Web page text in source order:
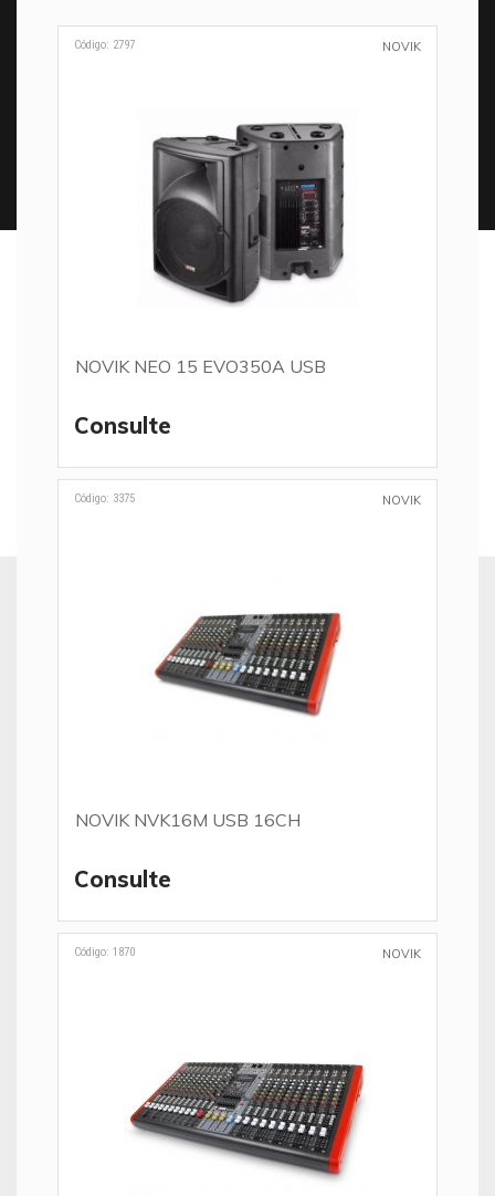
Código: 2797 NOVIK
NOVIK NEO 15 EVO350A USB
Consulte
Código: 3375 NOVIK
NOVIK NVK16M USB 16CH
Consulte
Código: 1870 NOVIK